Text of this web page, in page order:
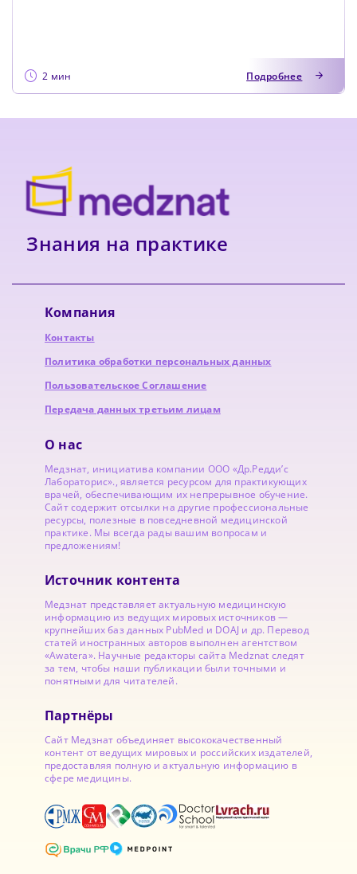
2 мин Подробнее
Знания на практике
Компания
Контакты
Политика обработки персональных данных
Пользовательское Соглашение
Передача данных третьим лицам
О нас
Медзнат, инициатива компании ООО «Др.Редди’с
Лабораторис»., является ресурсом для практикующих
врачей, обеспечивающим их непрерывное обучение.
Сайт содержит отсылки на другие профессиональные
ресурсы, полезные в повседневной медицинской
практике. Мы всегда рады вашим вопросам и
предложениям!
Источник контента
Медзнат представляет актуальную медицинскую
информацию из ведущих мировых источников —
крупнейших баз данных PubMed и DOAJ и др. Перевод
статей иностранных авторов выполнен агентством
«Awatera». Научные редакторы сайта Medznat следят
за тем, чтобы наши публикации были точными и
понятными для читателей.
Партнёры
Сайт Медзнат объединяет высококачественный
контент от ведущих мировых и российских издателей,
предоставляя полную и актуальную информацию в
сфере медицины.